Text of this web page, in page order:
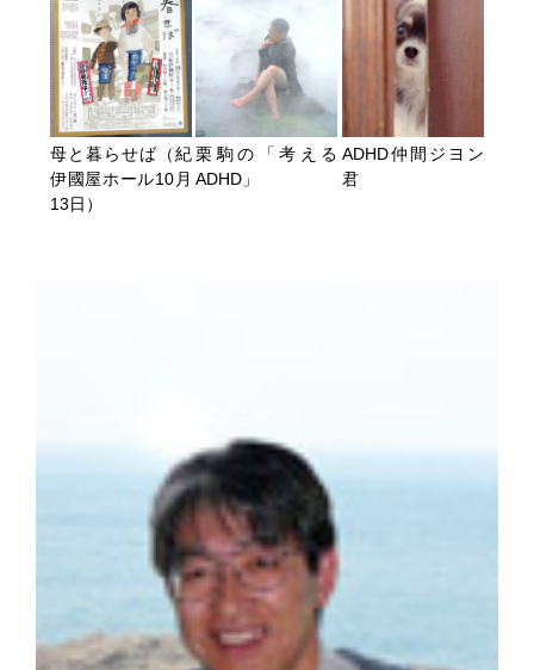
母と暮らせば（紀
伊國屋ホール10月
13日）
栗駒の「考える
ADHD」
ADHD仲間ジヨン
君